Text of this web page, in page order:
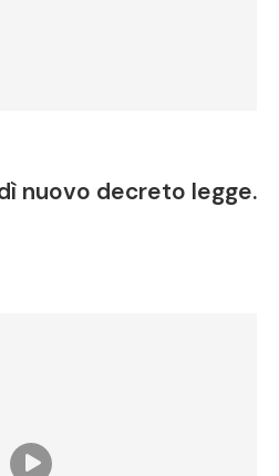
nuovo decreto legge.